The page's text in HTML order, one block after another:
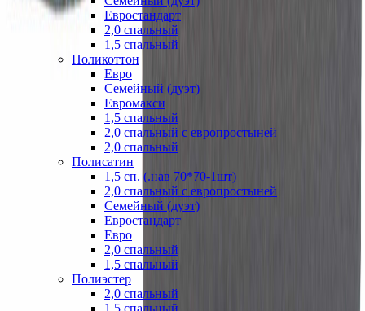
Евростандарт
2,0 спальный
1,5 спальный
Поликоттон
Евро
Семейный (дуэт)
Евромакси
1,5 спальный
2,0 спальный с европростыней
2,0 спальный
Полисатин
1,5 сп. (.нав 70*70-1шт)
2,0 спальный с европростыней
Семейный (дуэт)
Евростандарт
Евро
2,0 спальный
1,5 спальный
Полиэстер
2,0 спальный
1,5 спальный